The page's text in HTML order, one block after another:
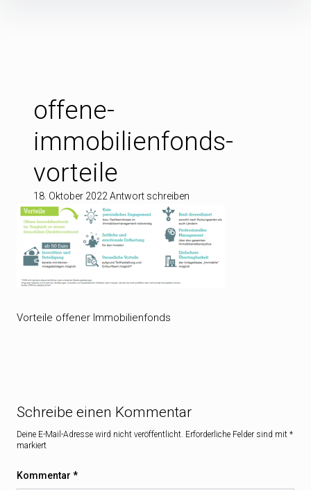
offene-
immobilienfonds-
vorteile
18. Oktober 2022 Antwort schreiben
Vorteile offener Immobilienfonds
Schreibe einen Kommentar
Deine E-Mail-Adresse wird nicht veröffentlicht. Erforderliche Felder sind mit *
markiert
Kommentar *